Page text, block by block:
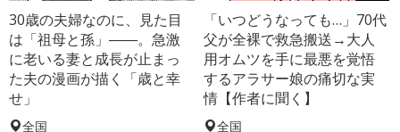
30歳の夫婦なのに、見た目
は「祖母と孫」――。急激
に老いる妻と成長が止まっ
た夫の漫画が描く「歳と幸
せ」
全国
「いつどうなっても…」70代
父が全裸で救急搬送→大人
用オムツを手に最悪を覚悟
するアラサー娘の痛切な実
情【作者に聞く】
全国